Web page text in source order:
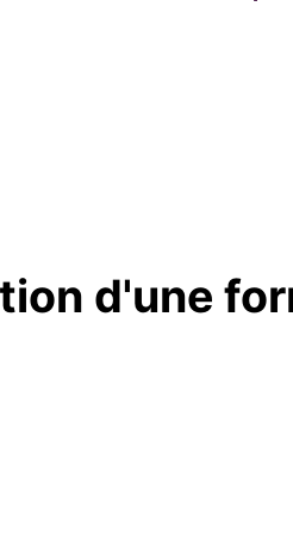
d'une